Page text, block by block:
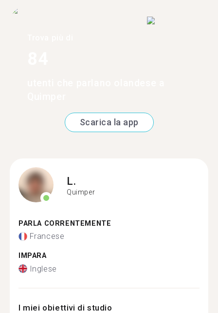
Scarica la app
L.
Quimper
PARLA CORRENTEMENTE
Francese
IMPARA
Inglese
I miei obiettivi di studio